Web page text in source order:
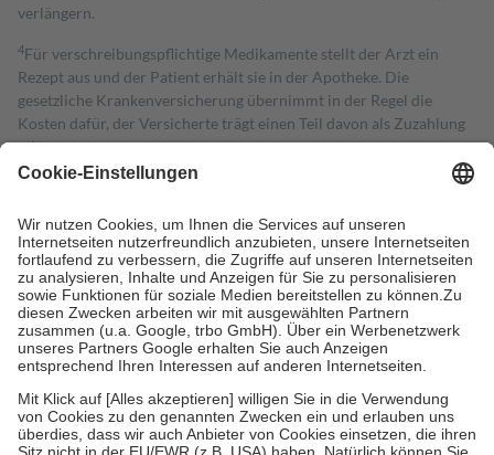
verlängern.
4Für verschreibungspflichtige Medikamente stellt der Arzt ein
Rezept aus und der Patient erhält sie in der Apotheke. Die
gesetzliche Krankenversicherung übernimmt in der Regel die
Kosten dafür, der Versicherte trägt einen Teil davon als Zuzahlung
mit.
Grundsätzlich leisten Mitglieder Zuzahlungen in Höhe von zehn
höchstens zehn Euro.
Es sind jedoch nie mehr als die tatsächlichen
Kosten der Leistung zu entrichten.
Diese Regeln gelten grundsätzlich auch für Online-Apotheken.
Bei Heilmitteln und häuslicher Krankenpflege beträgt die
Zuzahlung zehn Prozent der Kosten sowie zehn Euro je
Verordnung.
Um das Engagement der Versicherten für ihre eigene Gesundheit zu
stärken und die besondere Stellung der Familie zu unterstützen,
fallenkeine Zuzahlungenan bei:
• Kindern und Jugendlichen bis zum vollendeten 18. Lebensjahr
mit Ausnahme der Fahrkosten